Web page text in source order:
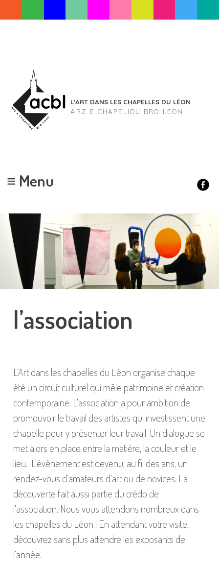
to
L'ART DANS LES CHAPELLES DU LÉON
ARZ E CHAPELIOU BRO LEON
≡ Menu
l’association
L’Art dans les chapelles du Léon organise chaque
été un circuit culturel qui mêle patrimoine et création
contemporaine. L’association a pour ambition de
promouvoir le travail des artistes qui investissent une
chapelle pour y présenter leur travail. Un dialogue se
met alors en place entre la matière, la couleur et le
lieu. L’événement est devenu, au fil des ans, un
rendez-vous d’amateurs d’art ou de novices. La
découverte fait aussi partie du crédo de
l’association. Nous vous attendons nombreux dans
les chapelles du Léon ! En attendant votre visite,
découvrez sans plus attendre les exposants de
l’année.